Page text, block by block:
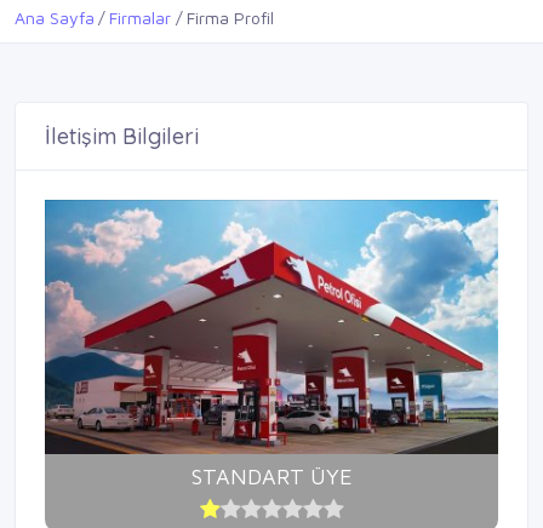
Ana Sayfa Firmalar Firma Profil
İletişim Bilgileri
STANDART ÜYE